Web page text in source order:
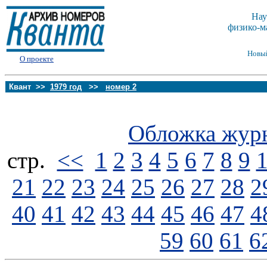
О проекте
физико-
Квант >> 1979 год >> номер 2
Обложка
стp. << 1 2 3 4 5 6 7 8 9
21 22 23 24 25 26 27 28
40 41 42 43 44 45 46 47
59 60 61